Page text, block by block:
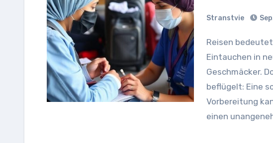
Stranstvie
Reisen bedeutet Entdecken, Abschalten und das
Eintauchen in
Geschmäcker.
beflügelt: Eine
Vorbereitung
einen